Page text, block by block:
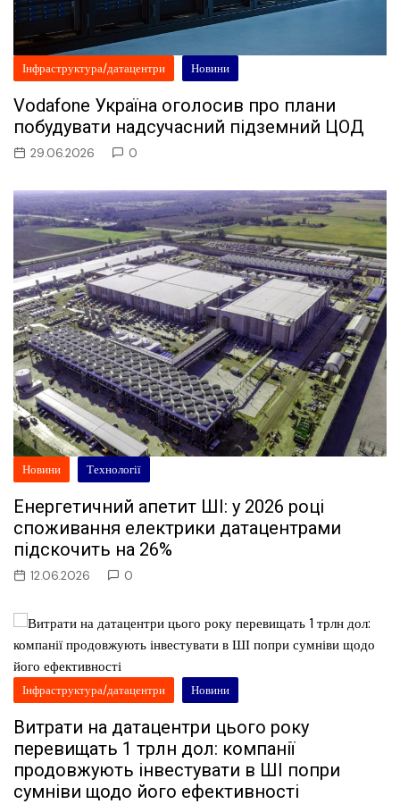
Інфраструктура/датацентри Новини
Vodafone Україна оголосив про плани
побудувати надсучасний підземний ЦОД
29.06.2026 0
Новини Технології
Енергетичний апетит ШІ: у 2026 році
споживання електрики датацентрами
підскочить на 26%
12.06.2026 0
Інфраструктура/датацентри Новини
Витрати на датацентри цього року
перевищать 1 трлн дол: компанії
продовжують інвестувати в ШІ попри
сумніви щодо його ефективності